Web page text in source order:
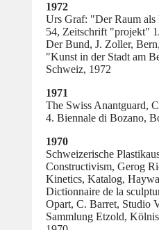
1972
Urs Graf: "Der Raum als
54, Zeitschrift "projekt"
Der Bund, J. Zoller,
"Kunst in der Stadt am
Schweiz, 1972
1971
The Swiss Anantguard,
4. Biennale di Bozano,
1970
Schweizerische
Constructivism, Gerog
Kinetics, Katalog,
Dictionnaire de la
Opart, C. Barret, Studio
Sammlung Etzold,